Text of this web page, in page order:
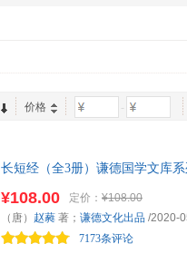
价格 -
长短经（全3册）谦德国学文库
¥108.00 定价： ¥108.00
7173条评论
（唐） 赵蕤 著； 谦德文化出品 /2020-